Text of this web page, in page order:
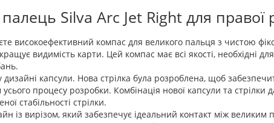
Silva Arc Jet Right для правої
високоефективний компас для великого пальця з чистою
видимість карти. Цей компас має всі якості, необхідні для
капсули. Нова стрілка була розроблена, щоб
усього процесу розробки. Комбінація нової капсули та
стабільності стрілки.
із вирізом, який забезпечує ідеальний контакт між великим